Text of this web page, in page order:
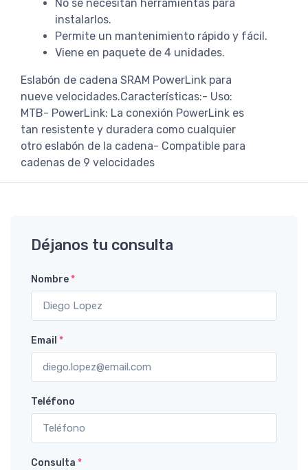
No se necesitan herramientas para
instalarlos.
Permite un mantenimiento rápido y fácil.
Viene en paquete de 4 unidades.
Eslabón de cadena SRAM PowerLink para
nueve velocidades.Características:- Uso:
MTB- PowerLink: La conexión PowerLink es
tan resistente y duradera como cualquier
otro eslabón de la cadena- Compatible para
cadenas de 9 velocidades
Déjanos tu consulta
Nombre*
Email *
Teléfono
Consulta *